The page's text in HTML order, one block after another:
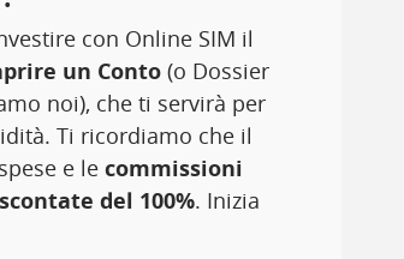
con Online SIM il
un Conto (o Dossier
noi), che ti servirà per
Ti ricordiamo che il
spese e le commissioni
del 100%. Inizia